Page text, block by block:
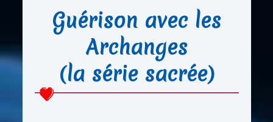
Guérison avec les
Archanges
(la série sacrée)